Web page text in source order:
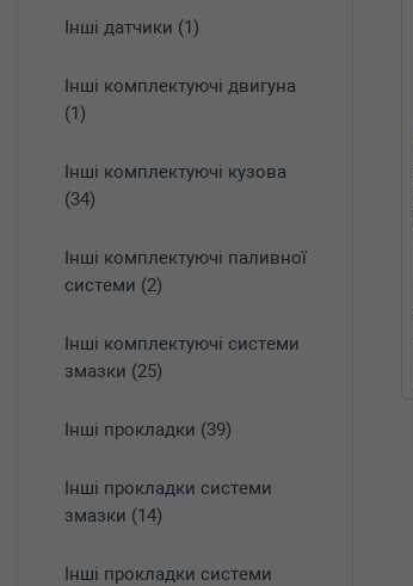
Інші датчики (1)
Інші комплектуючі двигуна
(1)
Інші комплектуючі кузова
(34)
Інші комплектуючі паливної
системи (2)
Інші комплектуючі системи
змазки (25)
Інші прокладки (39)
Інші прокладки системи
змазки (14)
Інші прокладки системи